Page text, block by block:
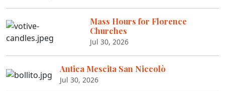
Mass Hours for Florence
Churches
Jul 30, 2026
Antica Mescita San Niccolò
Jul 30, 2026